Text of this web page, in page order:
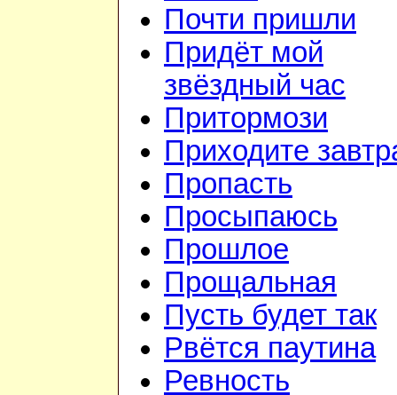
Почти пришли
Придёт мой
звёздный час
Притормози
Приходите
Пропасть
Просыпаюсь
Прошлое
Прощальная
Пусть будет так
Рвётся паутина
Ревность